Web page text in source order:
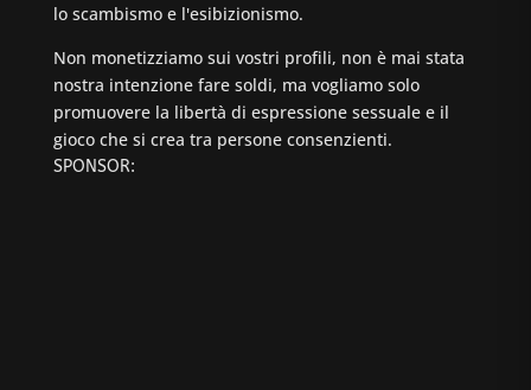
lo scambismo e l'esibizionismo.
Non monetizziamo sui vostri profili, non è mai stata
nostra intenzione fare soldi, ma vogliamo solo
promuovere la libertà di espressione sessuale e il
gioco che si crea tra persone consenzienti.
SPONSOR: